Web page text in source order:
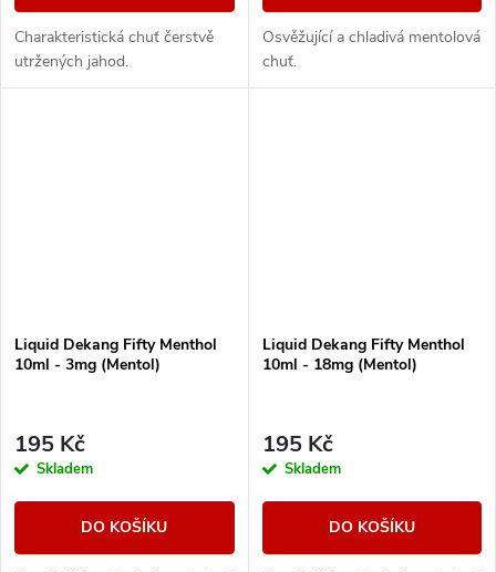
Charakteristická chuť čerstvě
utržených jahod.
Osvěžující a chladivá mentolová
chuť.
Liquid Dekang Fifty Menthol
10ml - 3mg (Mentol)
195 Kč
Skladem
DO KOŠÍKU
Liquid Dekang Fifty Menthol
10ml - 18mg (Mentol)
195 Kč
Skladem
DO KOŠÍKU